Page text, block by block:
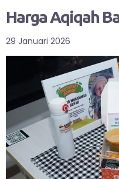
Harga Aqiqah
29 Januari 2026